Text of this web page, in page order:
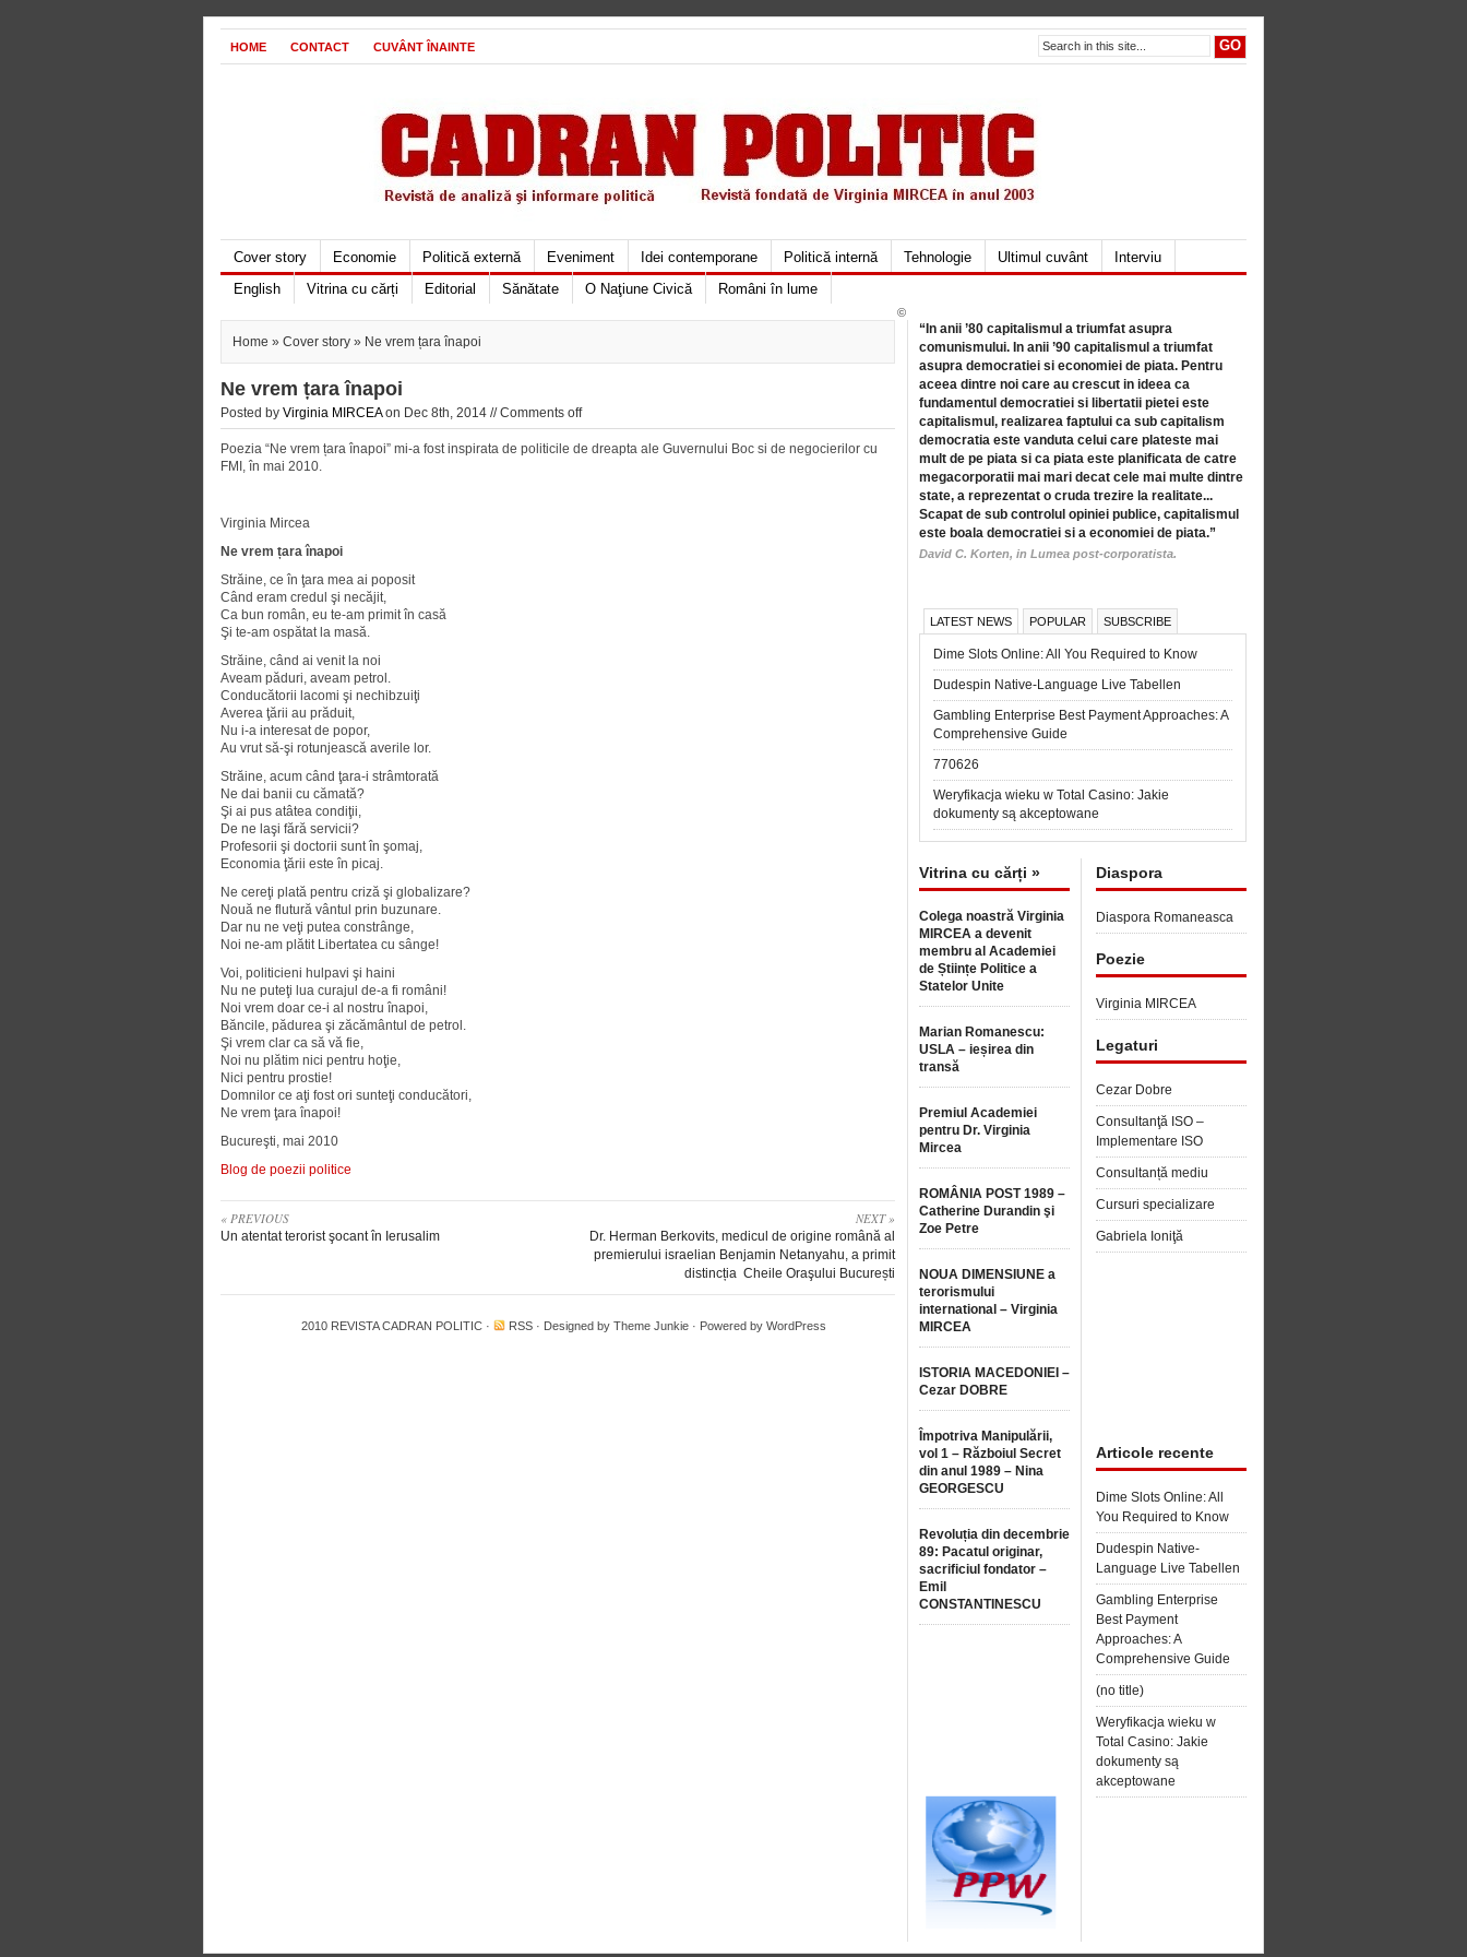
HOME CONTACT CUVÂNT ÎNAINTE
Cover story Economie Politică externă Eveniment Idei contemporane Politică internă Tehnologie Ultimul cuvânt
Interviu
English
Vitrina cu cărți Editorial Sănătate O Naţiune Civică Români în lume
Home » Cover story » Ne vrem țara înapoi
Ne vrem țara înapoi
Posted by Virginia MIRCEAon Dec 8th, 2014 //Comments off
Poezia “Ne vrem țara înapoi” mi-a fost inspirata de politicile de dreapta ale Guvernului Boc si de negocierilor cu
FMI, în mai 2010.
Virginia Mircea
Ne vrem țara înapoi
Străine, ce în ţara mea ai poposit
Când eram credul şi necăjit,
Ca bun român, eu te-am primit în casă
Şi te-am ospătat la masă.
Străine, când ai venit la noi
Aveam păduri, aveam petrol.
Conducătorii lacomi şi nechibzuiţi
Averea ţării au prăduit,
Nu i-a interesat de popor,
Au vrut să-şi rotunjească averile lor.
Străine, acum când ţara-i strâmtorată
Ne dai banii cu cămată?
Şi ai pus atâtea condiţii,
De ne laşi fără servicii?
Profesorii şi doctorii sunt în şomaj,
Economia ţării este în picaj.
Ne cereţi plată pentru criză şi globalizare?
Nouă ne flutură vântul prin buzunare.
Dar nu ne veţi putea constrânge,
Noi ne-am plătit Libertatea cu sânge!
Voi, politicieni hulpavi şi haini
Nu ne puteţi lua curajul de-a fi români!
Noi vrem doar ce-i al nostru înapoi,
Băncile, pădurea şi zăcământul de petrol.
Şi vrem clar ca să vă fie,
Noi nu plătim nici pentru hoţie,
Nici pentru prostie!
Domnilor ce aţi fost ori sunteţi conducători,
Ne vrem ţara înapoi!
Bucureşti, mai 2010
Blog de poezii politice
« PREVIOUS
Un atentat terorist şocant în Ierusalim
NEXT »
Dr. Herman Berkovits, medicul de origine română al
premierului israelian Benjamin Netanyahu, a primit
distincția Cheile Oraşului București
“In anii ’80 capitalismul a triumfat asupra
comunismului. In anii ’90 capitalismul a triumfat
asupra democratiei si economiei de piata. Pentru
aceea dintre noi care au crescut in ideea ca
fundamentul democratiei si libertatii pietei este
capitalismul, realizarea faptului ca sub capitalism
democratia este vanduta celui care plateste mai
mult de pe piata si ca piata este planificata de catre
megacorporatii mai mari decat cele mai multe dintre
state, a reprezentat o cruda trezire la realitate...
Scapat de sub controlul opiniei publice, capitalismul
este boala democratiei si a economiei de piata.”
David C. Korten, in Lumea post-corporatista.
LATEST NEWS POPULAR SUBSCRIBE
Dime Slots Online: All You Required to Know
Dudespin Native-Language Live Tabellen
Gambling Enterprise Best Payment Approaches: A
Comprehensive Guide
770626
Weryfikacja wieku w Total Casino: Jakie
dokumenty są akceptowane
Vitrina cu cărți »
Colega noastră Virginia
MIRCEA a devenit
membru al Academiei
de Științe Politice a
Statelor Unite
Marian Romanescu:
USLA – ieșirea din
transă
Premiul Academiei
pentru Dr. Virginia
Mircea
ROMÂNIA POST 1989 –
Catherine Durandin şi
Zoe Petre
NOUA DIMENSIUNE a
terorismului
international – Virginia
MIRCEA
ISTORIA MACEDONIEI –
Cezar DOBRE
Împotriva Manipulării,
vol 1 – Războiul Secret
din anul 1989 – Nina
GEORGESCU
Revoluția din decembrie
89: Pacatul originar,
sacrificiul fondator –
Emil
CONSTANTINESCU
Diaspora
Diaspora Romaneasca
Poezie
Virginia MIRCEA
Legaturi
Cezar Dobre
Consultanţă ISO –
Implementare ISO
Consultanță mediu
Cursuri specializare
Gabriela Ioniţă
Articole recente
Dime Slots Online: All
You Required to Know
Dudespin Native-
Language Live Tabellen
Gambling Enterprise
Best Payment
Approaches: A
Comprehensive Guide
(no title)
Weryfikacja wieku w
Total Casino: Jakie
dokumenty są
akceptowane
©
2010 REVISTA CADRAN POLITIC · RSS · Designed by Theme Junkie · Powered by WordPress